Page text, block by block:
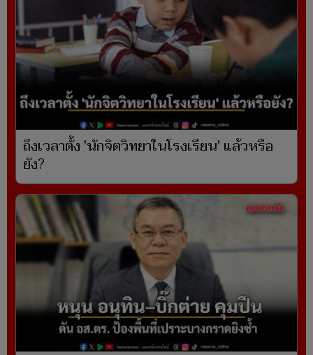
ถึงเวลาตั้ง 'นักจิตวิทยาในโรงเรียน' แล้วหรือ
ยัง?